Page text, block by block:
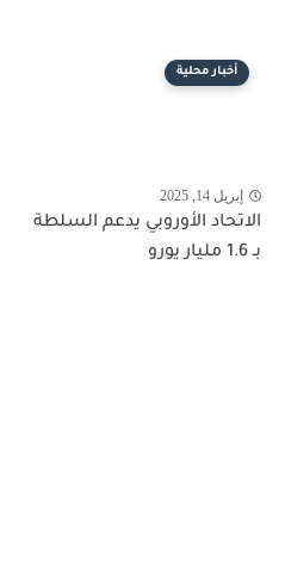
أخبار محلية
إبريل 14, 2025
الاتحاد الأوروبي يدعم السلطة
بـ 1.6 مليار يورو